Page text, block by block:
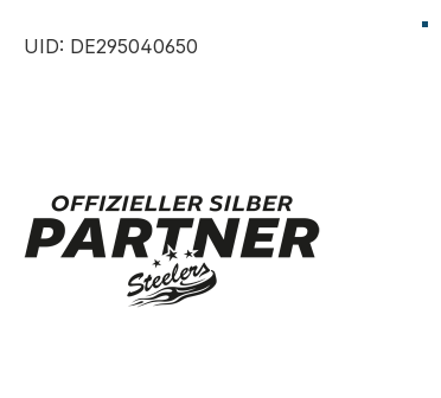
UID: DE295040650